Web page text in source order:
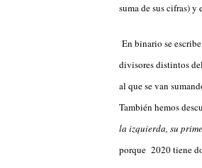
suma de sus cifras) y
En binario se escribe
divisores distintos
al que se van
También hemos
la izquierda, su
porque 2020 tiene